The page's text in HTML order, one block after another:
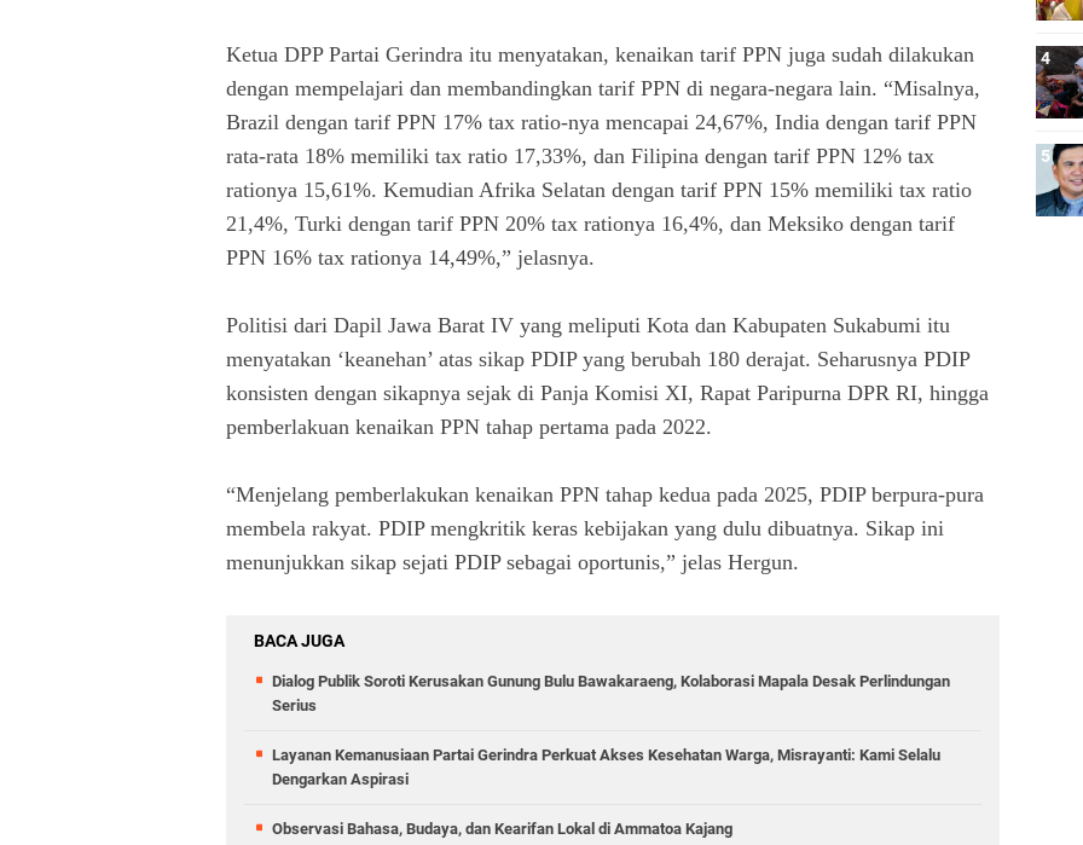
Ketua DPP Partai Gerindra itu menyatakan, kenaikan tarif PPN juga sudah dilakukan
dengan mempelajari dan membandingkan tarif PPN di negara-negara lain. “Misalnya,
Brazil dengan tarif PPN 17% tax ratio-nya mencapai 24,67%, India dengan tarif PPN
rata-rata 18% memiliki tax ratio 17,33%, dan Filipina dengan tarif PPN 12% tax
rationya 15,61%. Kemudian Afrika Selatan dengan tarif PPN 15% memiliki tax ratio
21,4%, Turki dengan tarif PPN 20% tax rationya 16,4%, dan Meksiko dengan tarif
PPN 16% tax rationya 14,49%,” jelasnya.
Politisi dari Dapil Jawa Barat IV yang meliputi Kota dan Kabupaten Sukabumi itu
menyatakan ‘keanehan’ atas sikap PDIP yang berubah 180 derajat. Seharusnya PDIP
konsisten dengan sikapnya sejak di Panja Komisi XI, Rapat Paripurna DPR RI, hingga
pemberlakuan kenaikan PPN tahap pertama pada 2022.
“Menjelang pemberlakukan kenaikan PPN tahap kedua pada 2025, PDIP berpura-pura
membela rakyat. PDIP mengkritik keras kebijakan yang dulu dibuatnya. Sikap ini
menunjukkan sikap sejati PDIP sebagai oportunis,” jelas Hergun.
BACA JUGA
Dialog Publik Soroti Kerusakan Gunung Bulu Bawakaraeng, Kolaborasi Mapala Desak Perlindungan
Serius
Layanan Kemanusiaan Partai Gerindra Perkuat Akses Kesehatan Warga, Misrayanti: Kami Selalu
Dengarkan Aspirasi
Observasi Bahasa, Budaya, dan Kearifan Lokal di Ammatoa Kajang